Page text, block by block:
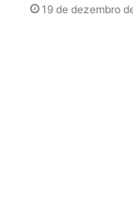
19 de dezembro